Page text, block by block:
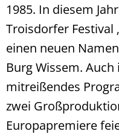
1985. In diesem
Troisdorfer Festival
einen neuen
Burg Wissem.
mitreißendes
zwei
Europapremiere